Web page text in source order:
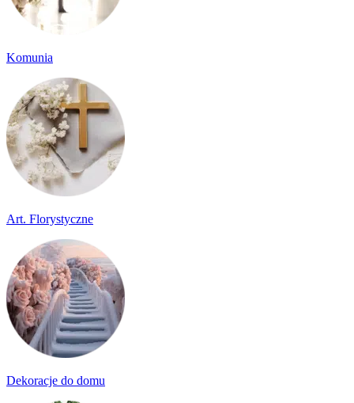
Komunia
Art. Florystyczne
Dekoracje do domu